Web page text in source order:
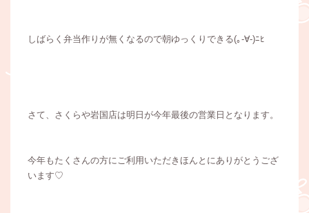
しばらく弁当作りが無くなるので朝ゆっくりできる(｡-∀-)ﾆﾋ
さて、さくらや岩国店は明日が今年最後の営業日となります。
今年もたくさんの方にご利用いただきほんとにありがとうござ
います♡